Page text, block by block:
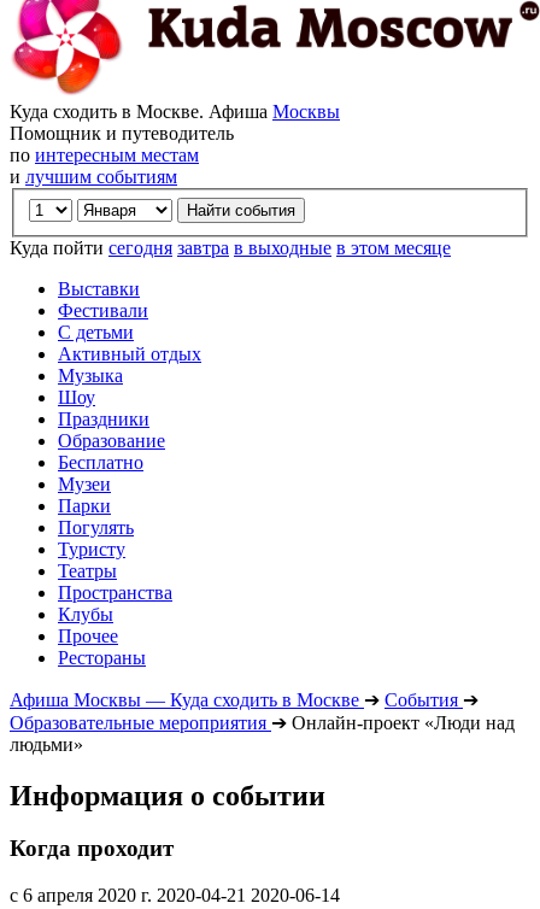
Куда сходить в Москве. Афиша Москвы
Помощник и путеводитель
по интересным местам
и лучшим событиям
Куда пойти сегодня завтра в выходные в этом месяце
Выставки
Фестивали
С детьми
Активный отдых
Музыка
Шоу
Праздники
Образование
Бесплатно
Музеи
Парки
Погулять
Туристу
Театры
Пространства
Клубы
Прочее
Рестораны
Афиша Москвы — Куда сходить в Москве ➔ События ➔
Образовательные мероприятия ➔ Онлайн-проект «Люди над
людьми»
Информация о событии
Когда проходит
с 6 апреля 2020 г. 2020-04-21 2020-06-14